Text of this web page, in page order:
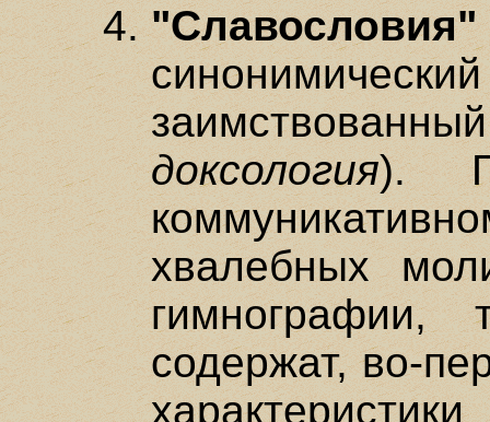
"Славословия"
доксология).
хвалебных
гимнографии,
содержат, во-